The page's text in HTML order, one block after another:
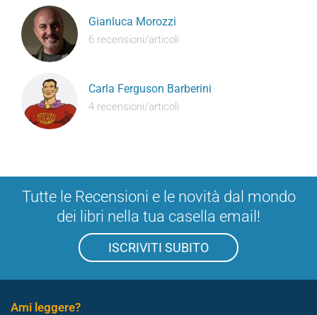
Gianluca Morozzi
6 recensioni/articoli
Carla Ferguson Barberini
4 recensioni/articoli
Tutte le Recensioni e le novità dal mondo
dei libri nella tua casella email!
ISCRIVITI SUBITO
Ami leggere?